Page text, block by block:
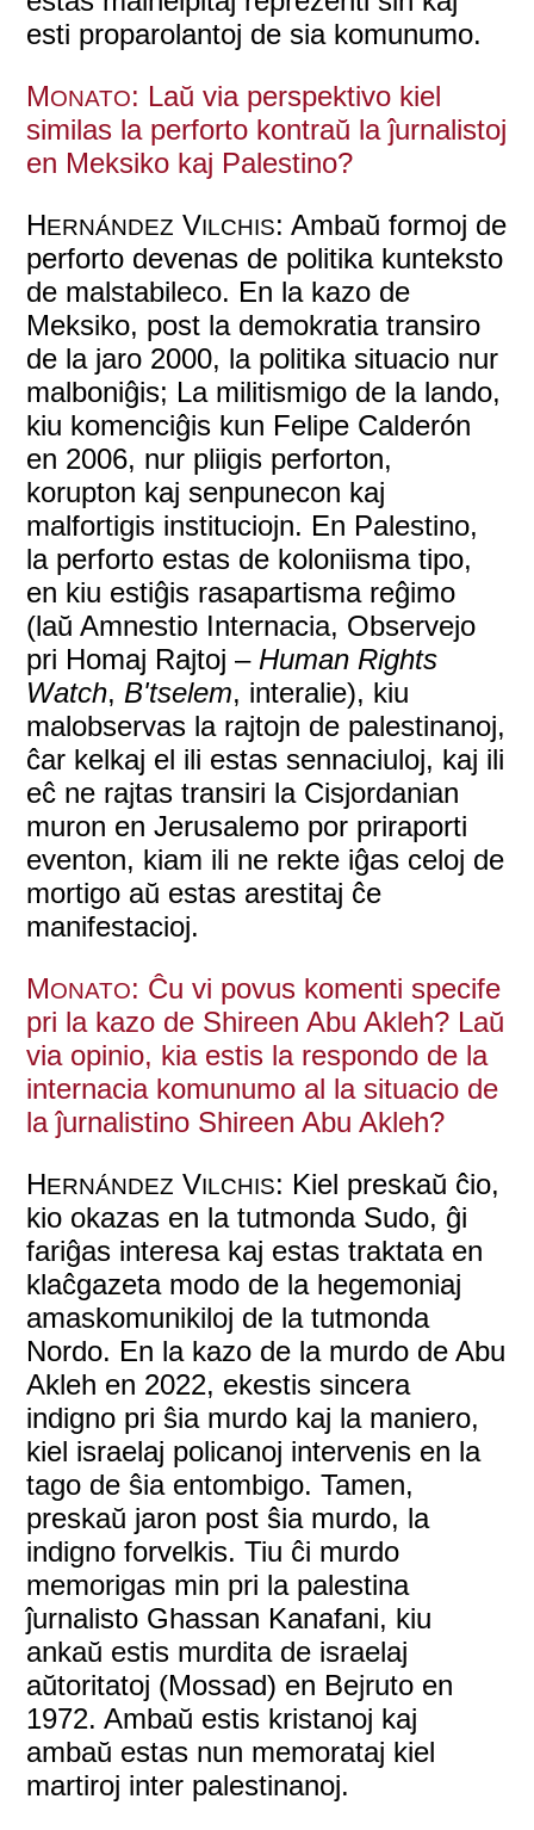
esti proparolantoj de sia komunumo.
MONATO: Laŭ via perspektivo kiel
similas la perforto kontraŭ la ĵurnalistoj
en Meksiko kaj Palestino?
HERNÁNDEZ VILCHIS: Ambaŭ formoj de
perforto devenas de politika kunteksto
de malstabileco. En la kazo de
Meksiko, post la demokratia transiro
de la jaro 2000, la politika situacio nur
malboniĝis; La militismigo de la lando,
kiu komenciĝis kun Felipe Calderón
en 2006, nur pliigis perforton,
korupton kaj senpunecon kaj
malfortigis instituciojn. En Palestino,
la perforto estas de koloniisma tipo,
en kiu estiĝis rasapartisma reĝimo
(laŭ Amnestio Internacia, Observejo
pri Homaj Rajtoj – Human Rights
Watch, B'tselem, interalie), kiu
malobservas la rajtojn de palestinanoj,
ĉar kelkaj el ili estas sennaciuloj, kaj ili
eĉ ne rajtas transiri la Cisjordanian
muron en Jerusalemo por priraporti
eventon, kiam ili ne rekte iĝas celoj de
mortigo aŭ estas arestitaj ĉe
manifestacioj.
MONATO: Ĉu vi povus komenti specife
pri la kazo de Shireen Abu Akleh? Laŭ
via opinio, kia estis la respondo de la
internacia komunumo al la situacio de
la ĵurnalistino Shireen Abu Akleh?
HERNÁNDEZ VILCHIS: Kiel preskaŭ ĉio,
kio okazas en la tutmonda Sudo, ĝi
fariĝas interesa kaj estas traktata en
klaĉgazeta modo de la hegemoniaj
amaskomunikiloj de la tutmonda
Nordo. En la kazo de la murdo de Abu
Akleh en 2022, ekestis sincera
indigno pri ŝia murdo kaj la maniero,
kiel israelaj policanoj intervenis en la
tago de ŝia entombigo. Tamen,
preskaŭ jaron post ŝia murdo, la
indigno forvelkis. Tiu ĉi murdo
memorigas min pri la palestina
ĵurnalisto Ghassan Kanafani, kiu
ankaŭ estis murdita de israelaj
aŭtoritatoj (Mossad) en Bejruto en
1972. Ambaŭ estis kristanoj kaj
ambaŭ estas nun memorataj kiel
martiroj inter palestinanoj.